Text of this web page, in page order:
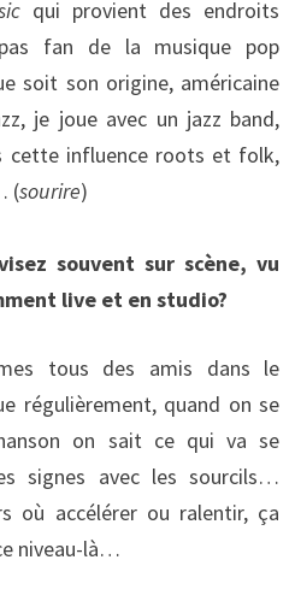
qui provient des endroits
fan de la musique pop
soit son origine, américaine
je joue avec un jazz band,
cette influence roots et folk,
(sourire)
souvent sur scène, vu
live et en studio?
tous des amis dans le
régulièrement, quand on se
on sait ce qui va se
signes avec les sourcils…
où accélérer ou ralentir, ça
niveau-là…